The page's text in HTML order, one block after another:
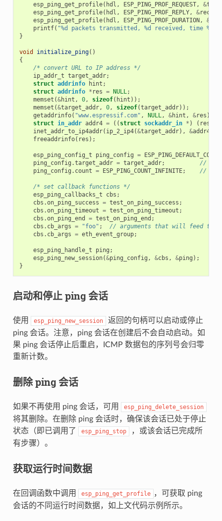
esp_ping_get_profile( hdl , ESP_PING_PROF_REQUEST, &
esp_ping_get_profile( hdl , ESP_PING_PROF_REPLY, &
esp_ping_get_profile( hdl , ESP_PING_PROF_DURATION, &
printf( "%d packets transmitted, %d received, time %dms
}
void initialize_ping()
{
/* convert URL to IP address */
ip_addr_t target_addr;
struct addrinfo hint ;
struct addrinfo * res = NULL;
memset (&hint , 0, sizeof( hint ));
memset (&target_addr, 0, sizeof(target_addr));
getaddrinfo( "www.espressif.com" , NULL, &hint , &res );
struct in_addr addr4 = (( struct sockaddr_in * ) ( res
inet_addr_to_ip4addr( ip_2_ip4(&target_addr), &addr4
freeaddrinfo( res );
esp_ping_config_t ping_config =
ping_config .target_addr = target_addr;
//
ping_config . count = ESP_PING_COUNT_INFINITE; //
/* set callback functions */
esp_ping_callbacks_t
cbs ;
cbs .on_ping_success = test_on_ping_success ;
cbs .on_ping_timeout = test_on_ping_timeout ;
cbs .on_ping_end = test_on_ping_end ;
cbs . cb_args = "foo" ;
// arguments that will feed to
cbs . cb_args = eth_event_group;
esp_ping_handle_t ping ;
esp_ping_new_session(&ping_config , &cbs , &ping );
}
启动和停止 ping 会话
使用 esp_ping_new_session
返回的句柄可以启动或停止
ping 会话。注意，ping 会话在创建后不会自动启动。如
果 ping 会话停止后重启，ICMP 数据包的序列号会归零
重新计数。
删除 ping 会话
如果不再使用 ping 会话，可用 esp_ping_delete_session
将其删除。在删除 ping 会话时，确保该会话已处于停止
状态（即已调用了
esp_ping_stop
，或该会话已完成所
有步骤）。
获取运行时间数据
在回调函数中调用 esp_ping_get_profile ，可获取 ping
会话的不同运行时间数据，如上文代码示例所示。